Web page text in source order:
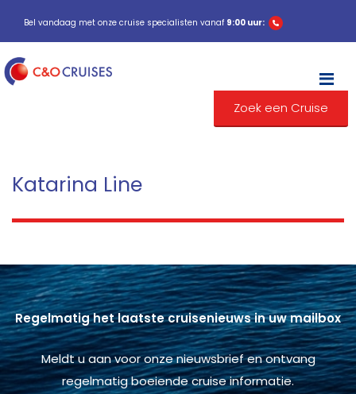
Bel vandaag met onze cruise specialisten vanaf 9:00 uur:
Zoek een Cruise
Katarina Line
Regelmatig het laatste cruisenieuws in uw mailbox
Meldt u aan voor onze nieuwsbrief en ontvang
regelmatig boeiende cruise informatie.